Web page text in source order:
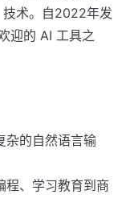
技术。自2022年发
迎的 AI 工具之
杂的自然语言输
程、学习教育到商